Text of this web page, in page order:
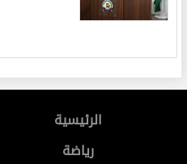
الرئيسية
رياضة